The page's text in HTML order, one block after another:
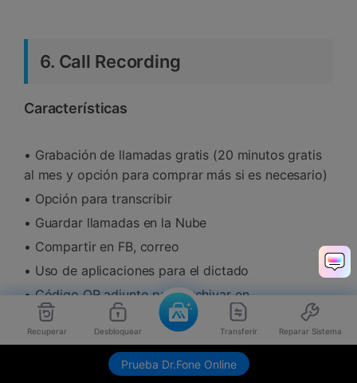
Recuperar Desbloquear Transferir Reparar Sistema
Prueba Dr.Fone Online
6. Call Recording
Características
• Grabación de llamadas gratis (20 minutos gratis
al mes y opción para comprar más si es necesario)
• Opción para transcribir
• Guardar llamadas en la Nube
• Compartir en FB, correo
• Uso de aplicaciones para el dictado
• Código QR adjunto para archivar en
Reproducción
• Cancelar en cualquier momento